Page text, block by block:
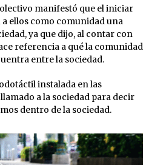
manifestó que el iniciar
ellos como comunidad una
ya que dijo, al contar con
referencia a qué la comunidad
entre la sociedad.
instalada en las
a la sociedad para decir
dentro de la sociedad.